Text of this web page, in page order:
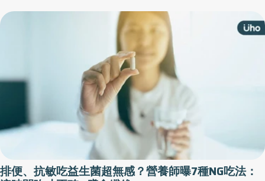
於總熱量10%」的既有上限，另外，植物性蛋白被邊緣化，豆類等
被大量證實有助降低心血管風險的植物性蛋白在圖象視覺的定位明
顯不如紅肉與全脂乳製品，而全穀類被放置於圖示底部，易被解讀
為不再重要，與長期支持全穀有助代謝與心血管健康的科學證據相
違。 豆魚蛋肉攝取順序不變 應以植物性蛋白與海鮮為優先 中華民
國血脂及動脈硬化學會理事長劉秉彥與台灣血脂衛教協會理事長吳
彥雯 共同指出，國際飲食指南與研究文獻快速迭代，台灣不宜全盤
複製他國飲食建議。我國衛生福利部制定的飲食指南，是依據本土
流行病學資料、慢性病研究證據與國人飲食狀況所制定，民眾仍應
以國內指引為主要依循 兩大學會共同提出5大在地化飲食指南，呼籲
國人正確掌握：第一，「豆魚蛋肉」攝取順序不變，應以植物性蛋
起來甚至忘了如廁，最久竟長達1週都沒有便意感，直到尋求營養飲
排便、抗敏吃益生菌超無感？營養師曝7種NG吃法：